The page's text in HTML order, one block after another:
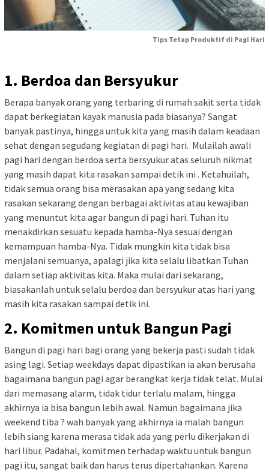
Tips Tetap Produktif di Pagi Hari
1. Berdoa dan Bersyukur
Berapa banyak orang yang terbaring di rumah sakit serta tidak
dapat berkegiatan kayak manusia pada biasanya? Sangat
banyak pastinya, hingga untuk kita yang masih dalam keadaan
sehat dengan segudang kegiatan di pagi hari. Mulailah awali
pagi hari dengan berdoa serta bersyukur atas seluruh nikmat
yang masih dapat kita rasakan sampai detik ini . Ketahuilah,
tidak semua orang bisa merasakan apa yang sedang kita
rasakan sekarang dengan berbagai aktivitas atau kewajiban
yang menuntut kita agar bangun di pagi hari. Tuhan itu
menakdirkan sesuatu kepada hamba-Nya sesuai dengan
kemampuan hamba-Nya. Tidak mungkin kita tidak bisa
menjalani semuanya, apalagi jika kita selalu libatkan Tuhan
dalam setiap aktivitas kita. Maka mulai dari sekarang,
biasakanlah untuk selalu berdoa dan bersyukur atas hari yang
masih kita rasakan sampai detik ini.
2. Komitmen untuk Bangun Pagi
Bangun di pagi hari bagi orang yang bekerja pasti sudah tidak
asing lagi. Setiap weekdays dapat dipastikan ia akan berusaha
bagaimana bangun pagi agar berangkat kerja tidak telat. Mulai
dari memasang alarm, tidak tidur terlalu malam, hingga
akhirnya ia bisa bangun lebih awal. Namun bagaimana jika
weekend tiba ? wah banyak yang akhirnya ia malah bangun
lebih siang karena merasa tidak ada yang perlu dikerjakan di
hari libur. Padahal, komitmen terhadap waktu untuk bangun
pagi itu, sangat baik dan harus terus dipertahankan. Karena